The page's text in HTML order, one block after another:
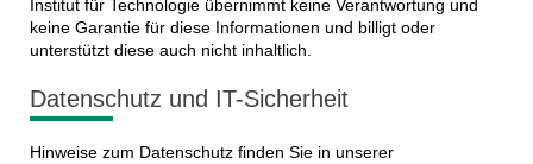
Institut für Technologie übernimmt keine Verantwortung und
keine Garantie für diese Informationen und billigt oder
unterstützt diese auch nicht inhaltlich.
Datenschutz und IT-Sicherheit
Hinweise zum Datenschutz finden Sie in unserer